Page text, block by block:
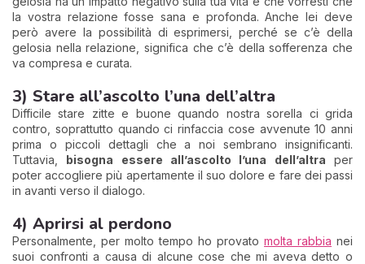
la vostra relazione fosse sana e profonda. Anche lei deve
però avere la possibilità di esprimersi, perché se c’è della
gelosia nella relazione, significa che c’è della sofferenza che
va compresa e curata.
3) Stare all’ascolto l’una dell’altra
Difficile stare zitte e buone quando nostra sorella ci grida
contro, soprattutto quando ci rinfaccia cose avvenute 10 anni
prima o piccoli dettagli che a noi sembrano insignificanti.
Tuttavia, bisogna essere all’ascolto l’una dell’altra per
poter accogliere più apertamente il suo dolore e fare dei passi
in avanti verso il dialogo.
4) Aprirsi al perdono
Personalmente, per molto tempo ho provato molta rabbia nei
suoi confronti a causa di alcune cose che mi aveva detto o